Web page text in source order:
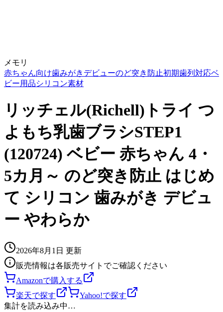
メモリ
赤ちゃん向け歯みがきデビューのど突き防止初期歯列対応ベ
ビー用品シリコン素材
リッチェル(Richell)トライ つ
よもち乳歯ブラシSTEP1
(120724) ベビー 赤ちゃん 4・
5カ月～ のど突き防止 はじめ
て シリコン 歯みがき デビュ
ー やわらか
2026年8月1日 更新
販売情報は各販売サイトでご確認ください
Amazonで購入する
楽天で探す
Yahoo!で探す
集計を読み込み中…